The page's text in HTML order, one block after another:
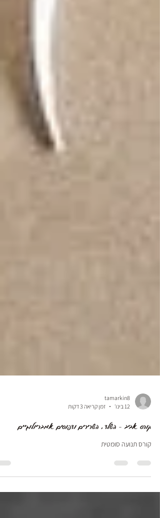
tamarkin8
12 בינו׳
זמן קריאה 3 דקות
קורס אביב - השלד, השרירים ודפוסים אמבריולוגיים